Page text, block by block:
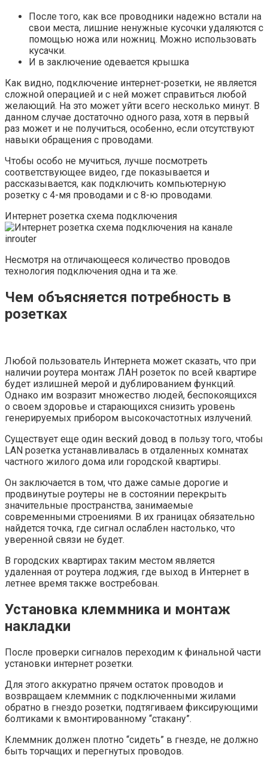
После того, как все проводники надежно встали на
свои места, лишние ненужные кусочки удаляются с
помощью ножа или ножниц. Можно использовать
кусачки.
И в заключение одевается крышка
Как видно, подключение интернет-розетки, не является
сложной операцией и с ней может справиться любой
желающий. На это может уйти всего несколько минут. В
данном случае достаточно одного раза, хотя в первый
раз может и не получиться, особенно, если отсутствуют
навыки обращения с проводами.
Чтобы особо не мучиться, лучше посмотреть
соответствующее видео, где показывается и
рассказывается, как подключить компьютерную
розетку с 4-мя проводами и с 8-ю проводами.
Интернет розетка схема подключения
Несмотря на отличающееся количество проводов
технология подключения одна и та же.
Чем объясняется потребность в
розетках
Любой пользователь Интернета может сказать, что при
наличии роутера монтаж ЛАН розеток по всей квартире
будет излишней мерой и дублированием функций.
Однако им возразит множество людей, беспокоящихся
о своем здоровье и старающихся снизить уровень
генерируемых прибором высокочастотных излучений.
Существует еще один веский довод в пользу того, чтобы
LAN розетка устанавливалась в отдаленных комнатах
частного жилого дома или городской квартиры.
Он заключается в том, что даже самые дорогие и
продвинутые роутеры не в состоянии перекрыть
значительные пространства, занимаемые
современными строениями. В их границах обязательно
найдется точка, где сигнал ослаблен настолько, что
уверенной связи не будет.
В городских квартирах таким местом является
удаленная от роутера лоджия, где выход в Интернет в
летнее время также востребован.
Установка клеммника и монтаж
накладки
После проверки сигналов переходим к финальной части
установки интернет розетки.
Для этого аккуратно прячем остаток проводов и
возвращаем клеммник с подключенными жилами
обратно в гнездо розетки, подтягиваем фиксирующими
болтиками к вмонтированному “стакану”.
Клеммник должен плотно “сидеть” в гнезде, не должно
быть торчащих и перегнутых проводов.